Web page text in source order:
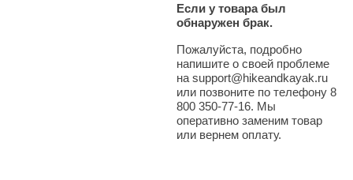
Если у товара был
обнаружен брак.
Пожалуйста, подробно
напишите о своей проблеме
на support@hikeandkayak.ru
или позвоните по телефону 8
800 350-77-16. Мы
оперативно заменим товар
или вернем оплату.